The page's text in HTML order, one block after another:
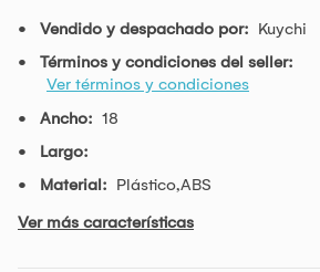
Vendido y despachado por: Kuychi
Términos y condiciones del seller:
Ver términos y condiciones
Ancho: 18
Largo:
Material: Plástico,ABS
Ver más características